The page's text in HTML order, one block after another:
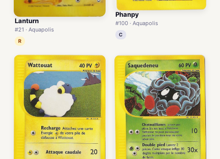
Lanturn
#21 · Aquapolis
R
Phanpy
#100 · Aquapolis
C